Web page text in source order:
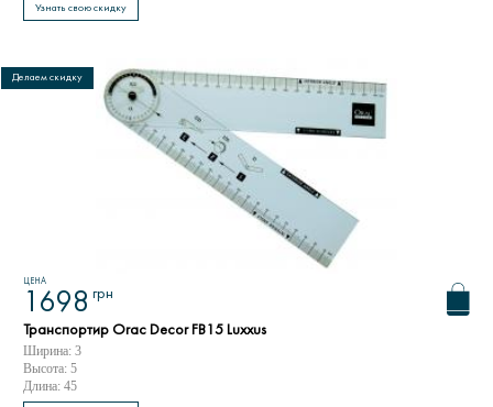
Узнать свою скидку
ЦЕНА
1698 грн
Транспортир Orac Decor FB15 Luxxus
Ширина: 3
Высота: 5
Длина: 45
Делаем скидку